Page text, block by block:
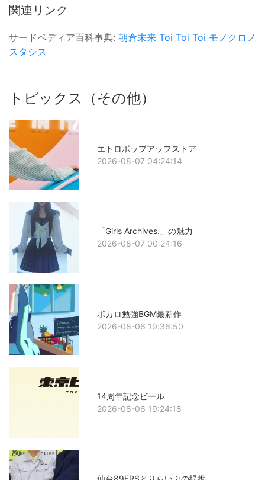
関連リンク
サードペディア百科事典: 朝倉未来 Toi Toi Toi モノクロノ
スタシス
トピックス（その他）
エトロポップアップストア
2026-08-07 04:24:14
「Girls Archives.」の魅力
2026-08-07 00:24:16
ボカロ勉強BGM最新作
2026-08-06 19:36:50
14周年記念ビール
2026-08-06 19:24:18